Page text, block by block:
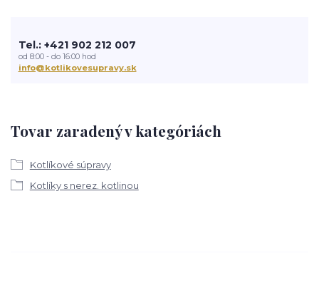
Tovar zaradený v kategóriách
Kotlíkové súpravy
Kotlíky s nerez. kotlinou
Tel.: +421 902 212 007
od 8:00 - do 16:00 hod
info@kotlikovesupravy.sk